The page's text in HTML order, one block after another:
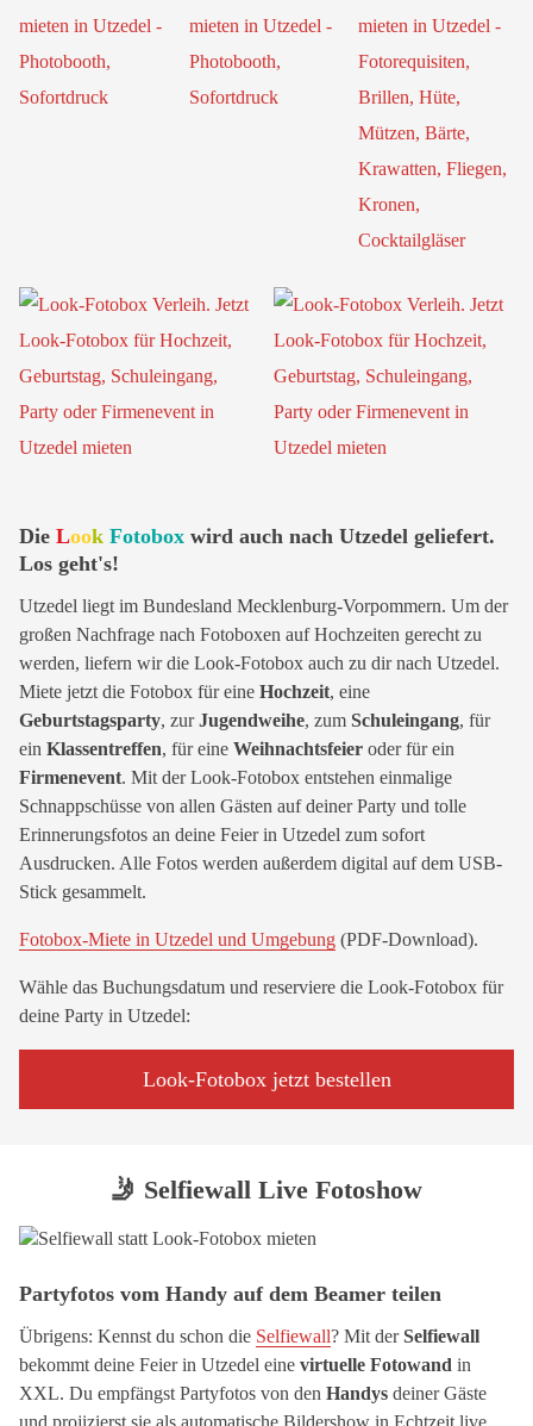
Die Look Fotobox wird auch nach Utzedel geliefert.
Los geht's!
Utzedel liegt im Bundesland Mecklenburg-Vorpommern. Um der
großen Nachfrage nach Fotoboxen auf Hochzeiten gerecht zu
werden, liefern wir die Look-Fotobox auch zu dir nach Utzedel.
Miete jetzt die Fotobox für eine Hochzeit, eine
Geburtstagsparty, zurJugendweihe, zum Schuleingang, für
ein Klassentreffen, für eine Weihnachtsfeier oder für ein
Firmenevent. Mit der Look-Fotobox entstehen einmalige
Schnappschüsse von allen Gästen auf deiner Party und tolle
Erinnerungsfotos an deine Feier in Utzedel zum sofort
Ausdrucken. Alle Fotos werden außerdem digital auf dem USB-
Stick gesammelt.
Fotobox-Miete in Utzedel und Umgebung (PDF-Download).
Wähle das Buchungsdatum und reserviere die Look-Fotobox für
deine Party in Utzedel:
Look-Fotobox jetzt bestellen
🤳 Selfiewall Live Fotoshow
Partyfotos vom Handy auf dem Beamer teilen
Übrigens: Kennst du schon die Selfiewall? Mit derSelfiewall
bekommt deine Feier in Utzedel eine virtuelle Fotowand in
XXL. Du empfängst Partyfotos von den Handys deiner Gäste
und projizierst sie als automatische Bildershow in Echtzeit live